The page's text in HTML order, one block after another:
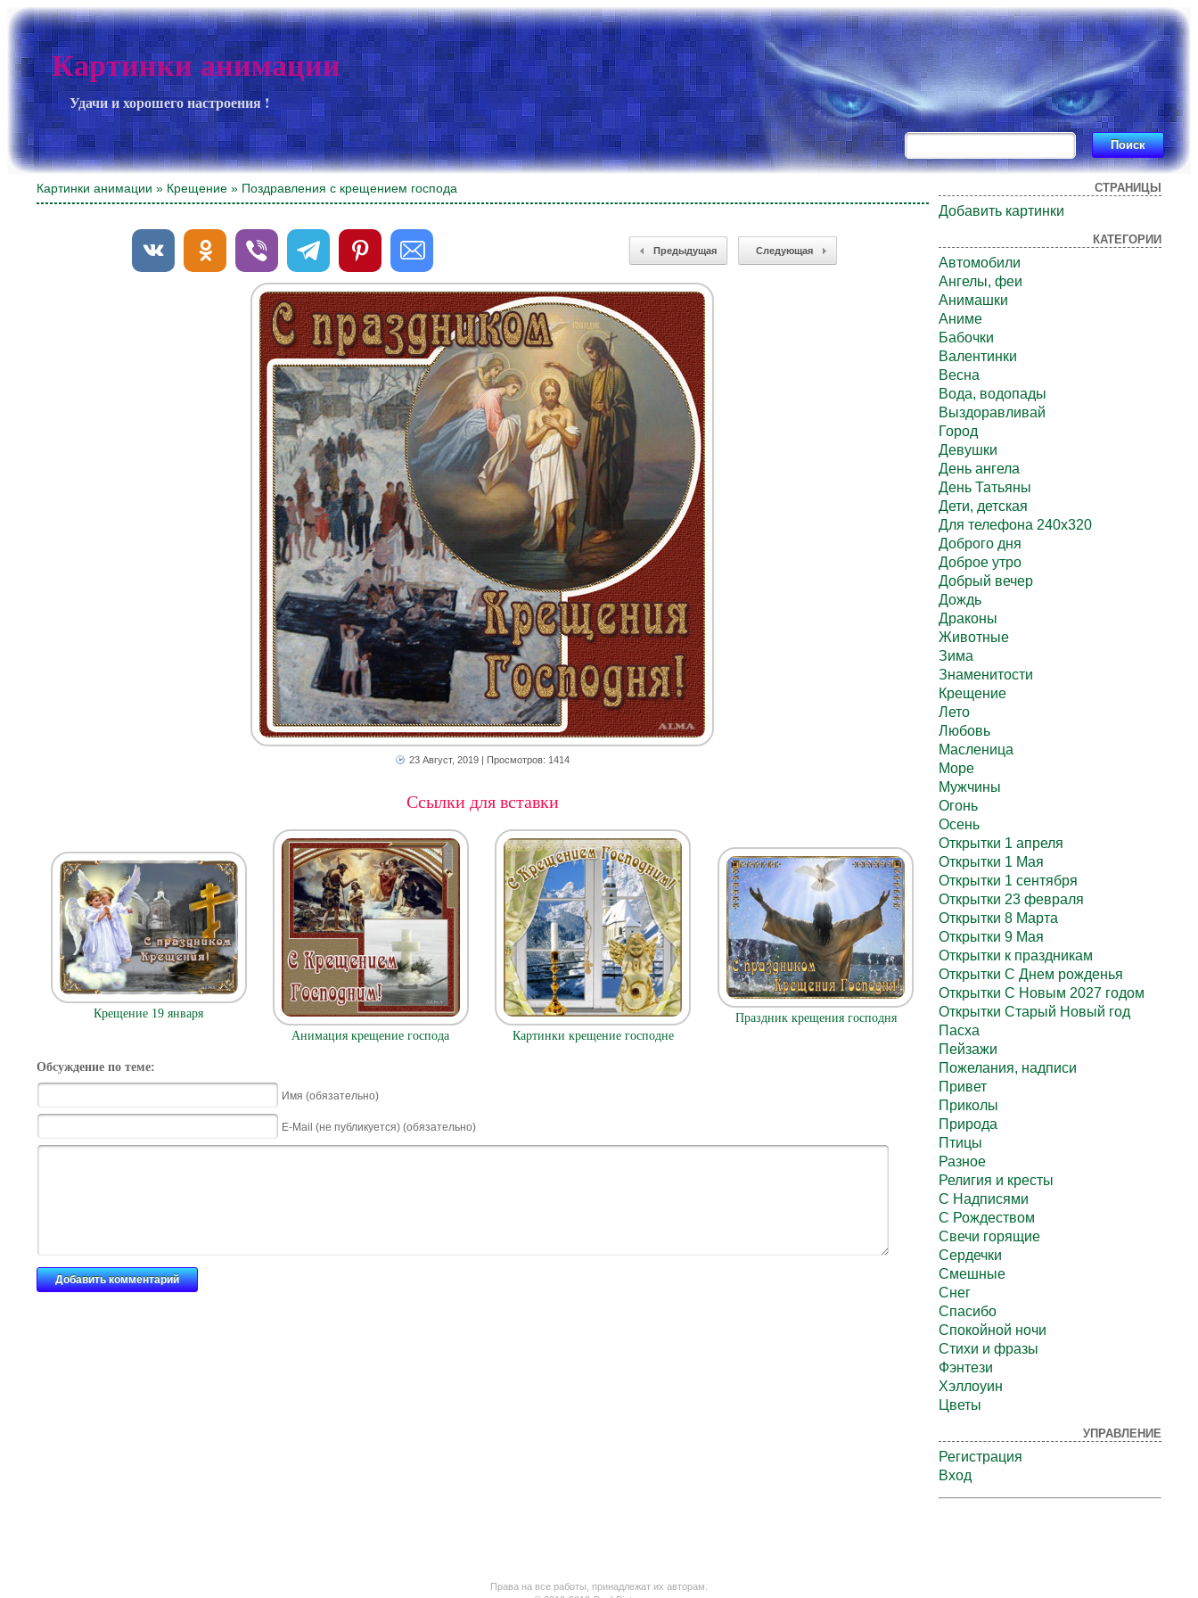
Картинки анимации
Удачи и хорошего настроения !
Картинки анимации » Крещение » Поздравления с крещением господа
Предыдущая Следующая
23 Август, 2019| Просмотров: 1414
Ссылки для вставки
Крещение 19 января
Анимация крещение господа
Картинки крещение господне
Праздник крещения господня
Обсуждение по теме:
Имя (обязательно)
E-Mail (не публикуется) (обязательно)
СТРАНИЦЫ
Добавить картинки
КАТЕГОРИИ
Автомобили
Ангелы, феи
Анимашки
Аниме
Бабочки
Валентинки
Весна
Вода, водопады
Выздоравливай
Город
Девушки
День ангела
День Татьяны
Дети, детская
Для телефона 240х320
Доброго дня
Доброе утро
Добрый вечер
Дождь
Драконы
Животные
Зима
Знаменитости
Крещение
Лето
Любовь
Масленица
Море
Мужчины
Огонь
Осень
Открытки 1 апреля
Открытки 1 Мая
Открытки 1 сентября
Открытки 23 февраля
Открытки 8 Марта
Открытки 9 Мая
Открытки к праздникам
Открытки С Днем рожденья
Открытки С Новым 2027 годом
Открытки Старый Новый год
Пасха
Пейзажи
Пожелания, надписи
Привет
Приколы
Природа
Птицы
Разное
Религия и кресты
С Надписями
С Рождеством
Свечи горящие
Сердечки
Смешные
Снег
Спасибо
Спокойной ночи
Стихи и фразы
Фэнтези
Хэллоуин
Цветы
УПРАВЛЕНИЕ
Регистрация
Вход
Права на все работы, принадлежат их авторам.